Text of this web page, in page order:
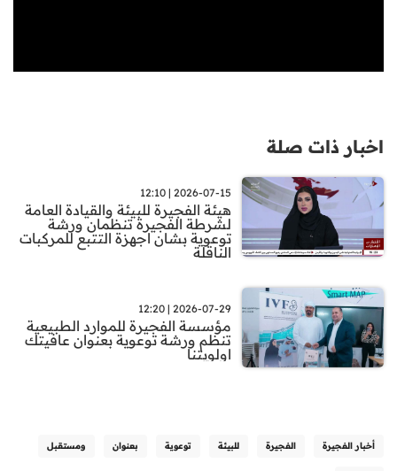
اخبار ذات صلة
2026-07-15 | 12:10
هيئة الفجيرة للبيئة والقيادة العامة
لشرطة الفجيرة تنظمان ورشة
توعوية بشان اجهزة التتبع للمركبات
الناقلة
2026-07-29 | 12:20
مؤسسة الفجيرة للموارد الطبيعية
تنظم ورشة توعوية بعنوان عافيتك
اولويتنا
أخبار الفجيرة الفجيرة للبيئة توعوية بعنوان ومستقبل